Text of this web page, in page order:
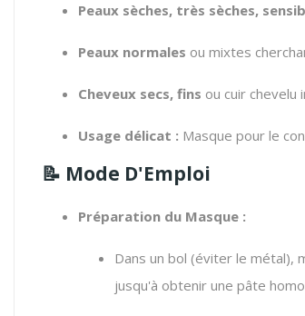
Peaux sèches, très sèches,
Peaux normales ou mixtes
Cheveux secs, fins ou cuir chevelu
Usage délicat : Masque pour le
📝 Mode D'Emploi
Préparation du Masque :
Dans un bol (éviter le métal),
jusqu'à obtenir une pâte